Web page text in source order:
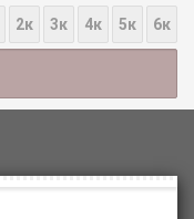
2к 3к 4к 5к 6к